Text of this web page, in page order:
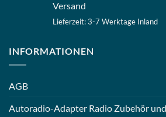
Versand
Lieferzeit: 3-7 Werktage Inland
INFORMATIONEN
AGB
Autoradio-Adapter Radio Zubehör